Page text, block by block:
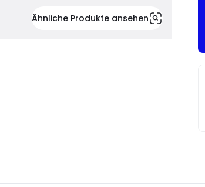
Ähnliche Produkte ansehen